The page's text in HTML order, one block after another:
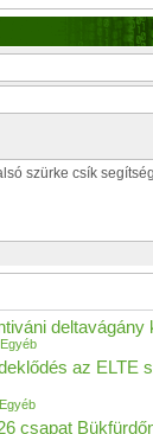
deltavágány
Egyéb
az ELTE
Egyéb
csapat